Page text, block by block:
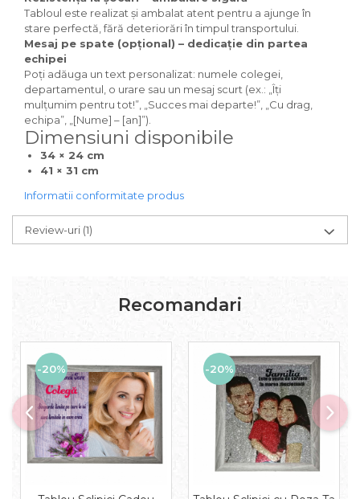
Tabloul este realizat și ambalat atent pentru a ajunge în
stare perfectă, fără deteriorări în timpul transportului.
Mesaj pe spate (opțional) – dedicație din partea
echipei
Poți adăuga un text personalizat: numele colegei,
departamentul, o urare sau un mesaj scurt (ex.: „Îți
mulțumim pentru tot!”, „Succes mai departe!”, „Cu drag,
echipa”, „[Nume] – [an]”).
Dimensiuni disponibile
34 × 24 cm
41 × 31 cm
Informatii conformitate produs
Review-uri (1)
Recomandari
-20% -20%